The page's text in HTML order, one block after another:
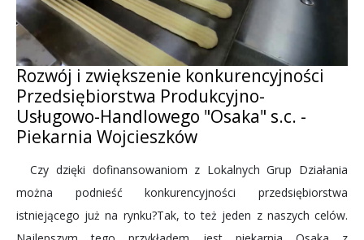
Rozwój i zwiększenie konkurencyjności
Przedsiębiorstwa Produkcyjno-
Usługowo-Handlowego "Osaka" s.c. -
Piekarnia Wojcieszków
Czy dzięki dofinansowaniom z Lokalnych Grup Działania
można podnieść konkurencyjności przedsiębiorstwa
istniejącego już na rynku?Tak, to też jeden z naszych celów.